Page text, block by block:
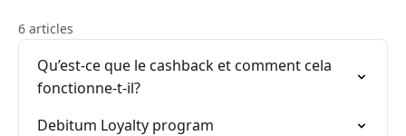
6 articles
Qu’est-ce que le cashback et comment cela
fonctionne-t-il?
Debitum Loyalty program